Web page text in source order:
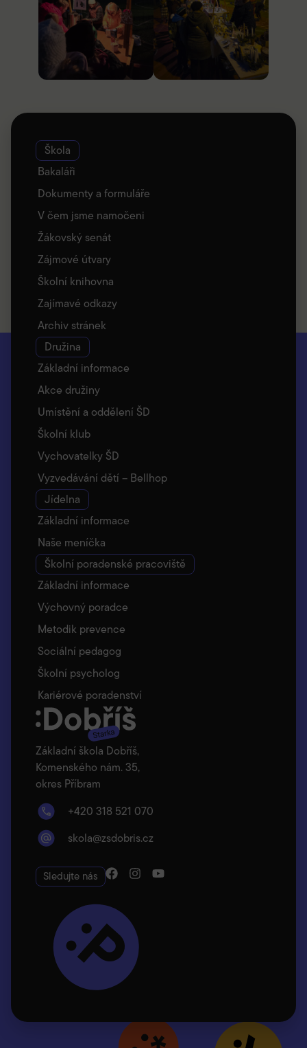
Základní škola Dobříš,
Komenského nám. 35,
okres Příbram
+420 318 521 070
skola@zsdobris.cz
Sledujte nás
Škola
Bakaláři
Dokumenty a formuláře
V čem jsme namočeni
Žákovský senát
Zájmové útvary
Školní knihovna
Zajímavé odkazy
Archiv stránek
Družina
Základní informace
Akce družiny
Umístění a oddělení ŠD
Školní klub
Vychovatelky ŠD
Vyzvedávání dětí – Bellhop
Jídelna
Základní informace
Naše meníčka
Školní poradenské pracoviště
Základní informace
Výchovný poradce
Metodik prevence
Sociální pedagog
Školní psycholog
Kariérové poradenství